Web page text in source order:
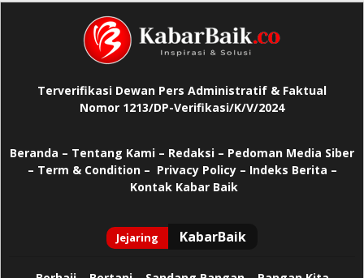
Terverifikasi Dewan Pers Administratif & Faktual
Nomor 1213/DP-Verifikasi/K/V/2024
Beranda – Tentang Kami – Redaksi – Pedoman Media Siber
– Term & Condition – Privacy Policy– Indeks Berita –
Kontak Kabar Baik